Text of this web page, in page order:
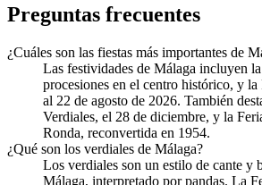
Preguntas frecuentes
¿Cuáles son las fiestas más importantes de
Las festividades de Málaga incluyen
procesiones en el centro histórico, y
al 22 de agosto de 2026. También
Verdiales, el 28 de diciembre, y la
Ronda, reconvertida en 1954.
¿Qué son los verdiales de Málaga?
Los verdiales son un estilo de cante y
Málaga, interpretado por pandas. La